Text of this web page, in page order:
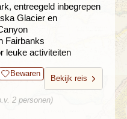
entreegeld inbegrepen
Glacier en
Fairbanks
leuke activiteiten
Bewaren
Bekijk reis
2 personen)